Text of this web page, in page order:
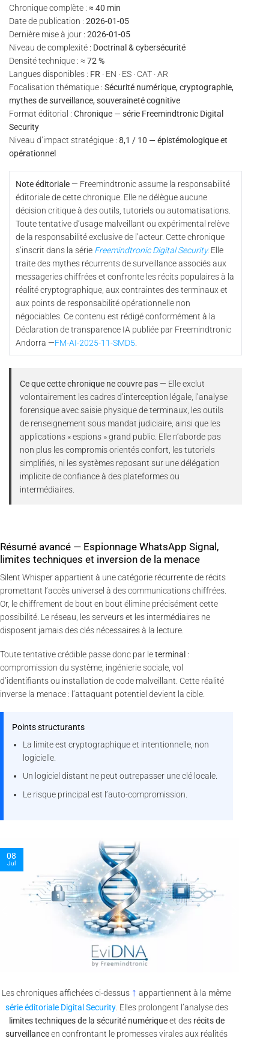
Chronique complète : ≈ 40 min
Date de publication : 2026-01-05
Dernière mise à jour : 2026-01-05
Niveau de complexité : Doctrinal & cybersécurité
Densité technique : ≈ 72 %
Langues disponibles : FR · EN · ES · CAT · AR
Focalisation thématique : Sécurité numérique, cryptographie,
mythes de surveillance, souveraineté cognitive
Format éditorial : Chronique — série Freemindtronic Digital
Security
Niveau d’impact stratégique : 8,1 / 10 — épistémologique et
opérationnel
Note éditoriale— Freemindtronic assume la responsabilité
éditoriale de cette chronique. Elle ne délègue aucune
décision critique à des outils, tutoriels ou automatisations.
Toute tentative d’usage malveillant ou expérimental relève
de la responsabilité exclusive de l’acteur. Cette chronique
s’inscrit dans la série Freemindtronic Digital Security. Elle
traite des mythes récurrents de surveillance associés aux
messageries chiffrées et confronte les récits populaires à la
réalité cryptographique, aux contraintes des terminaux et
aux points de responsabilité opérationnelle non
négociables. Ce contenu est rédigé conformément à la
Déclaration de transparence IA publiée par Freemindtronic
Andorra —FM-AI-2025-11-SMD5
Ce que cette chronique ne couvre pas — Elle exclut
volontairement les cadres d’interception légale, l’analyse
forensique avec saisie physique de terminaux, les outils
de renseignement sous mandat judiciaire, ainsi que les
applications « espions » grand public. Elle n’aborde pas
non plus les compromis orientés confort, les tutoriels
simplifiés, ni les systèmes reposant sur une délégation
implicite de confiance à des plateformes ou
intermédiaires.
Résumé avancé — Espionnage WhatsApp Signal,
limites techniques et inversion de la menace
Silent Whisper appartient à une catégorie récurrente de récits
promettant l’accès universel à des communications chiffrées.
Or, le chiffrement de bout en bout élimine précisément cette
possibilité. Le réseau, les serveurs et les intermédiaires ne
disposent jamais des clés nécessaires à la lecture.
Toute tentative crédible passe donc par leterminal :
compromission du système, ingénierie sociale, vol
d’identifiants ou installation de code malveillant. Cette réalité
inverse la menace : l’attaquant potentiel devient la cible.
Points structurants
La limite est cryptographique et intentionnelle, non
logicielle.
Un logiciel distant ne peut outrepasser une clé locale.
Le risque principal est l’auto-compromission.
08
Jul
Les chroniques affichées ci-dessus ↑ appartiennent à la même
série éditoriale Digital Security. Elles prolongent l’analyse des
limites techniques de la sécurité numériqueet des récits de
surveillanceen confrontant le promesses virales aux réalités